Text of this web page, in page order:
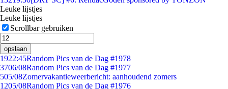
Leuke lijstjes
Leuke lijstjes
Scrollbar gebruiken
opslaan
1922:45Random Pics van de Dag #1978
3706/08Random Pics van de Dag #1977
505/08Zomervakantieweerbericht: aanhoudend zomers
1205/08Random Pics van de Dag #1976